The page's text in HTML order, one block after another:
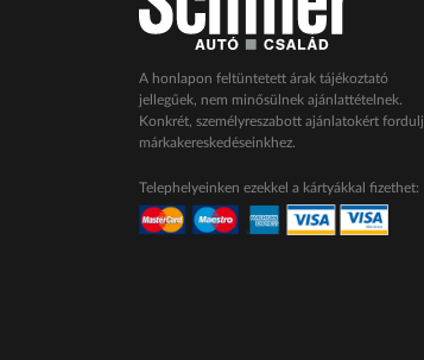
A honlapon feltüntetett árak tájékoztató
jellegűek, nem minősülnek ajánlattételnek.
Konkrét, személyreszabott ajánlatokért fordulj
márkakereskedéseinkhez.
Telephelyeinken ezekkel a kártyákkal fizethet: